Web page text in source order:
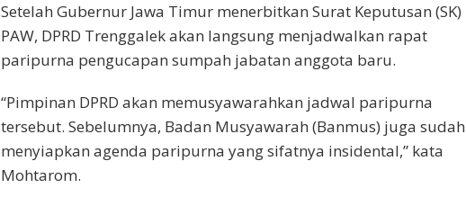
Setelah Gubernur Jawa Timur menerbitkan Surat Keputusan (SK)
PAW, DPRD Trenggalek akan langsung menjadwalkan rapat
paripurna pengucapan sumpah jabatan anggota baru.
“Pimpinan DPRD akan memusyawarahkan jadwal paripurna
tersebut. Sebelumnya, Badan Musyawarah (Banmus) juga sudah
menyiapkan agenda paripurna yang sifatnya insidental,” kata
Mohtarom.